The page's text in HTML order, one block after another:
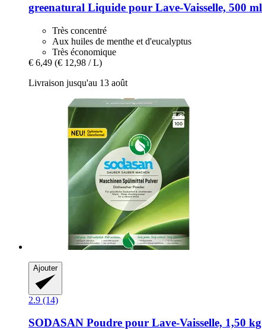
greenatural Liquide pour Lave-​Vaisselle, 500 ml
Très concentré
Aux huiles de menthe et d'eucalyptus
Très économique
€ 6,49 (€ 12,98 / L)
Livraison jusqu'au 13 août
Ajouter
2.9 (14)
SODASAN Poudre pour Lave-​Vaisselle, 1,50 kg